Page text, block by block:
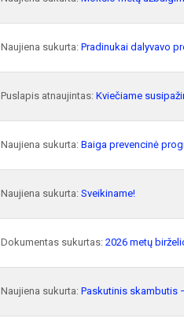
Naujiena sukurta: Pradinukai dalyvavo
Puslapis atnaujintas: Kviečiame
Naujiena sukurta: Baiga prevencinė
Naujiena sukurta: Sveikiname!
Dokumentas sukurtas: 2026 metų
Naujiena sukurta: Paskutinis skambutis